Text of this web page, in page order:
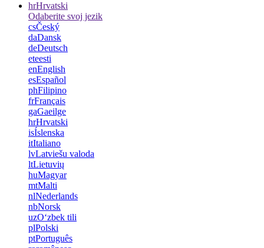
hrHrvatski
Odaberite svoj jezik
csČeský
daDansk
deDeutsch
eteesti
enEnglish
esEspañol
phFilipino
frFrançais
gaGaeilge
hrHrvatski
isÍslenska
itItaliano
lvLatviešu valoda
ltLietuvių
huMagyar
mtMalti
nlNederlands
nbNorsk
uzOʻzbek tili
plPolski
ptPortuguês